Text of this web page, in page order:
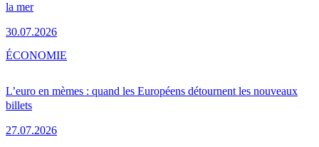
la mer
30.07.2026
L’euro en mèmes : quand les Européens détournent les nouveaux
billets
27.07.2026
ÉCONOMIE